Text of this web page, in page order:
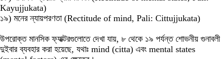
Kayujjukata)
১৯) মনের ন্যায়পরণতা (Rectitude of mind, Pali: Cittujjukata)
উপরোক্ত মানসিক ফ্যাক্টরগুলোতে দেখা যায়, ৮ থেকে ১৯ পর্যন্ত শোভনীয় গুনাবলী
দুইবার ব্যবহার করা হয়েছে, যথাঃ mind (citta) এবং mental states